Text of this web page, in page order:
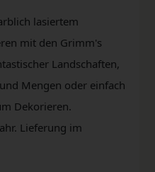
lasiertem
mit den Grimm's
Landschaften,
Mengen oder einfach
Dekorieren.
Lieferung im